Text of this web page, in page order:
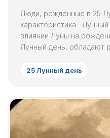
Люди, рожденные в 25
характеристика
влиянии Луны на
Лунный день, обладают
25 Лунный день